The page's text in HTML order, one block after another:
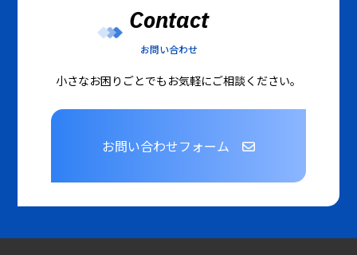
Contact
お問い合わせ
小さなお困りごとでもお気軽にご相談ください。
お問い合わせフォーム